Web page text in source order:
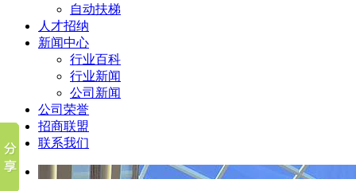
自动扶梯
人才招纳
新闻中心
行业百科
行业新闻
公司新闻
公司荣誉
招商联盟
联系我们